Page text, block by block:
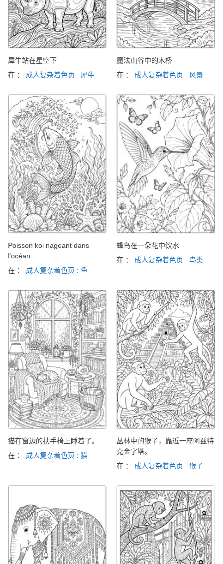
犀牛站在星空下
在 ： 成人复杂着色页 : 犀牛
魔法山谷中的木桥
在 ： 成人复杂着色页 : 风景
Poisson koi nageant dans
l'océan
在 ： 成人复杂着色页 : 鱼
蜂鸟在一朵花中饮水
在 ： 成人复杂着色页 : 鸟类
猫在窗边的扶手椅上睡着了。
在 ： 成人复杂着色页 : 猫
丛林中的猴子，靠近一座阿兹特
克金字塔。
在 ： 成人复杂着色页 : 猴子